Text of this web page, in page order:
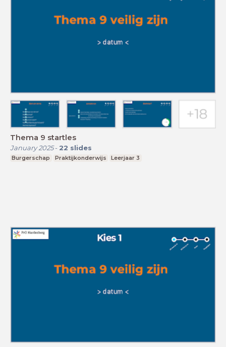
Thema 9 startles
January 2025- 22 slides
Burgerschap Praktijkonderwijs Leerjaar 3